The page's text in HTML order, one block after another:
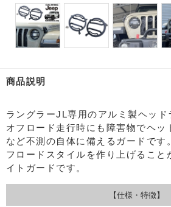
商品説明
ラングラーJL専用のアルミ製ヘッド
オフロード走行時にも障害物でヘッ
など不測の自体に備えるガードです
フロードスタイルを作り上げること
イトガードです。
【仕様・特徴】